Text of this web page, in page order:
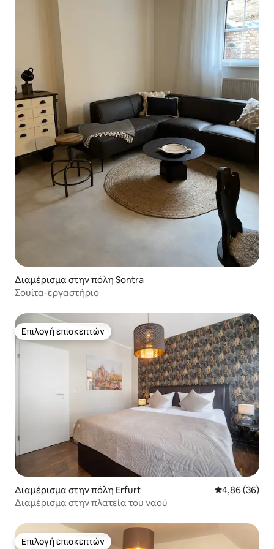
Διαμέρισμα στην πόλη Sontra
Σουίτα-εργαστήριο
Επιλογή επισκεπτών
Επιλογή επισκεπτών
Διαμέρισμα στην πόλη Erfurt Μέση
4,86 (36)
Διαμέρισμα στην πλατεία του ναού
Επιλογή επισκεπτών
Επιλογή επισκεπτών